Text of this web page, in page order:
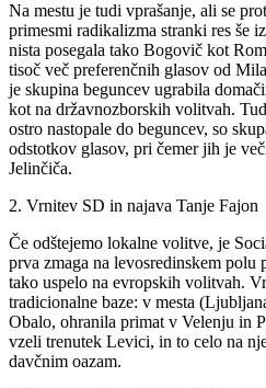
Na mestu je tudi vprašanje, ali se
primesmi radikalizma stranki res še
nista posegala tako Bogovič kot
tisoč več preferenčnih glasov od
je skupina beguncev ugrabila
kot na državnozborskih volitvah.
ostro nastopale do beguncev, so
odstotkov glasov, pri čemer jih je
Jelinčiča.
2. Vrnitev SD in najava Tanje Fajon
Če odštejemo lokalne volitve, je
prva zmaga na levosredinskem
tako uspelo na evropskih volitvah.
tradicionalne baze: v mesta
Obalo, ohranila primat v Velenju in
vzeli trenutek Levici, in to celo na
davčnim oazam.